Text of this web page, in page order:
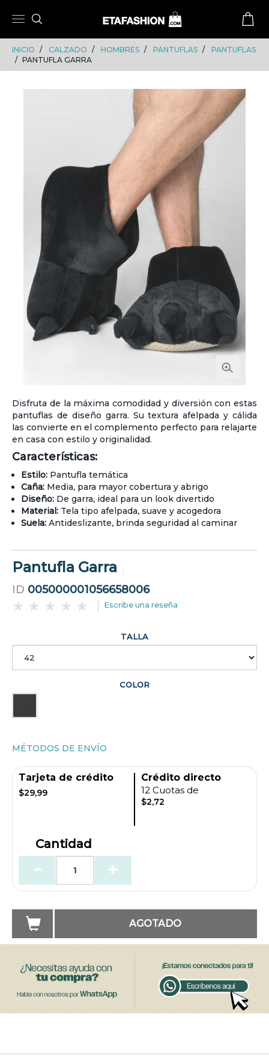
INICIO CALZADO HOMBRES PANTUFLAS
PANTUFLAS
PANTUFLA GARRA
Disfruta de la máxima comodidad y diversión con estas
pantuflas de diseño garra. Su textura afelpada y cálida
las convierte en el complemento perfecto para relajarte
en casa con estilo y originalidad.
Características:
Estilo: Pantufla temática
Caña: Media, para mayor cobertura y abrigo
Diseño: De garra, ideal para un look divertido
Material: Tela tipo afelpada, suave y acogedora
Suela: Antideslizante, brinda seguridad al caminar
Pantufla Garra
ID 005000001056658006
Escribe una reseña
TALLA
COLOR
MÉTODOS DE ENVÍO
Tarjeta de crédito
$29,99
Crédito directo
12 Cuotas de
$2,72
Cantidad
AGOTADO